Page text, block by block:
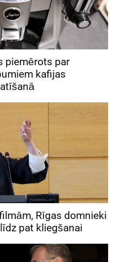
piemērots par
kafijas
Rīgas domnieki
pat kliegšanai